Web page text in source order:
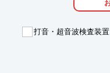
■製品に発生する表面割
■非破壊、非接触で検査
※詳しくは関連リンクを
打音・超音波検査装置